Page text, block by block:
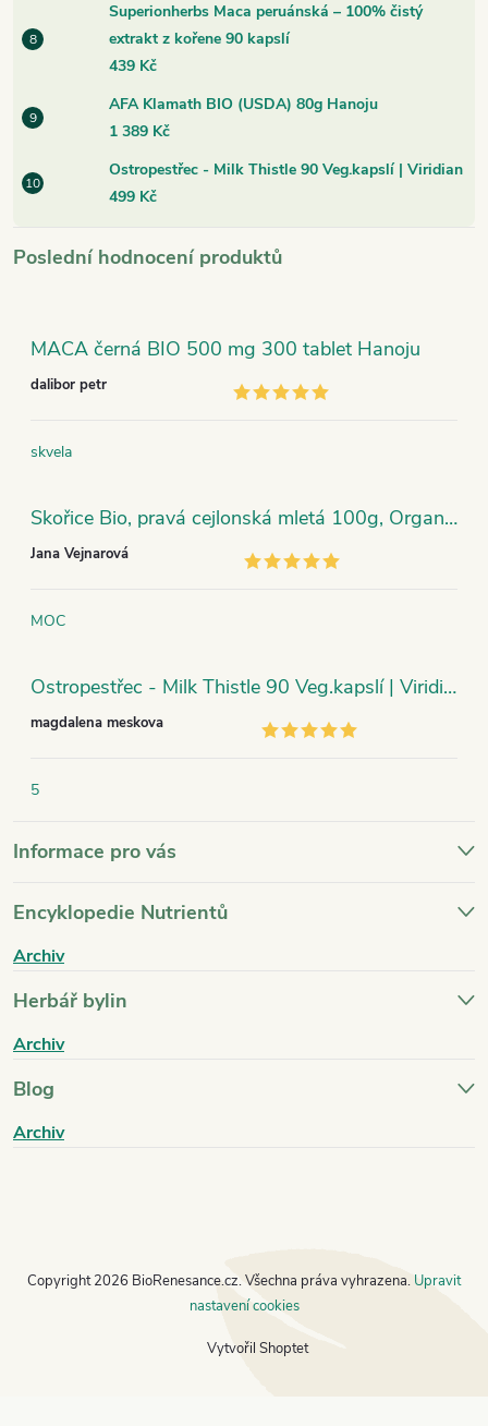
Superionherbs Maca peruánská – 100% čistý
extrakt z kořene 90 kapslí
439 Kč
AFA Klamath BIO (USDA) 80g Hanoju
1 389 Kč
Ostropestřec - Milk Thistle 90 Veg.kapslí | Viridian
499 Kč
Poslední hodnocení produktů
MACA černá BIO 500 mg 300 tablet Hanoju
dalibor petr
skvela
Skořice Bio, pravá cejlonská mletá 100g, Organic India
Jana Vejnarová
MOC
Ostropestřec - Milk Thistle 90 Veg.kapslí | Viridian
magdalena meskova
5
Informace pro vás
Encyklopedie Nutrientů
Archiv
Herbář bylin
Archiv
Blog
Archiv
Vytvořil Shoptet
Copyright 2026 BioRenesance.cz. Všechna práva vyhrazena. Upravit
nastavení cookies